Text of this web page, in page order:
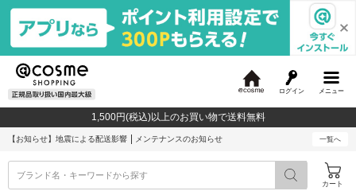
メニュー
ログイン
c
o
1,500円(税込)以上のお買い物で送料無料
【お知らせ】 地震による配送影響 メンテナンスのお知らせ 一覧へ
ブランド名・キーワードから探す
カート